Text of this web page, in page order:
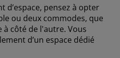
d’espace, pensez à opter
ou deux commodes, que
côté de l'autre. Vous
d’un espace dédié